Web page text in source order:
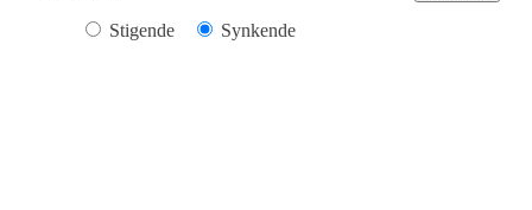
Stigende Synkende